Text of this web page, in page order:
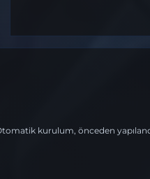
kurulum, önceden